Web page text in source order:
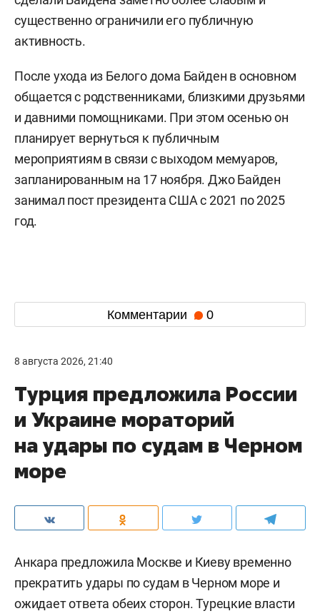
существенно ограничили его публичную
активность.
После ухода из Белого дома Байден в основном
общается с родственниками, близкими друзьями
и давними помощниками. При этом осенью он
планирует вернуться к публичным
мероприятиям в связи с выходом мемуаров,
запланированным на 17 ноября. Джо Байден
занимал пост президента США с 2021 по 2025
год.
Комментарии 0
8 августа 2026, 21:40
Турция предложила России
и Украине мораторий
на удары по судам в Черном
море
Анкара предложила Москве и Киеву временно
прекратить удары по судам в Черном море и
ожидает ответа обеих сторон. Турецкие власти